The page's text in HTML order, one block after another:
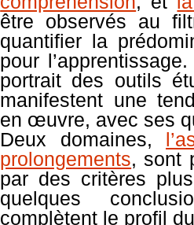
être observés au
quantifier la
pour
portrait des outils
manifestent une
en œuvre, avec ses
Deux domaines,
prolongements, sont
par des critères
quelques
complètent le profil